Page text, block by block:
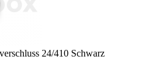
24/410 Schwarz